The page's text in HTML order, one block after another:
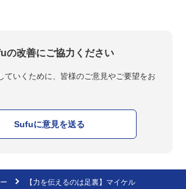
の改善にご協力ください
ていくために、皆様のご意見やご要望をお
Sufuに意見を送る
【力を伝えるのは足裏】マイケル